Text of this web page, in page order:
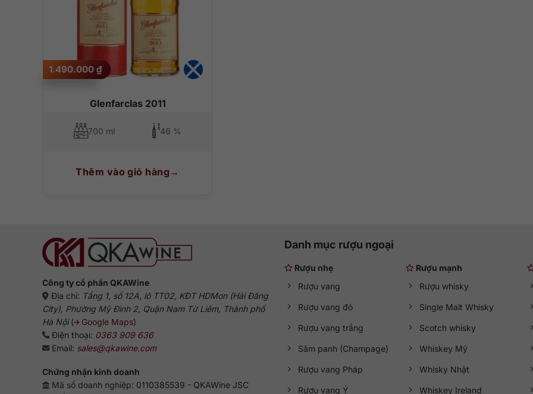
Glenfarclas 2011
1.490.000 ₫
700 ml 46 %
Thêm vào giỏ hàng
Công ty cổ phần QKAWine
Địa chỉ: Tầng 1, số 12A, lô TT02, KĐT HDMon (Hải Đăng
City), Phường Mỹ Đình 2, Quận Nam Từ Liêm, Thành phố
Hà Nội( Google Maps)
Điện thoại: 0363 909 636
Email: sales@qkawine.com
Chứng nhận kinh doanh
Mã số doanh nghiệp: 0110385539 - QKAWine JSC
Danh mục rượu ngoại
Rượu nhẹ
Rượu vang
Rượu vang đỏ
Rượu vang trắng
Sâm panh (Champage)
Rượu vang Pháp
Rượu vang Ý
Rượu mạnh
Rượu whisky
Single Malt Whisky
Scotch whisky
Whiskey Mỹ
Whisky Nhật
Whiskey Ireland